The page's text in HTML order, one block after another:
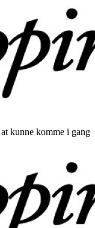
kunne komme i gang